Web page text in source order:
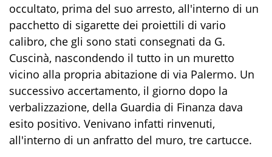
occultato, prima del suo arresto, all'interno di un
pacchetto di sigarette dei proiettili di vario
calibro, che gli sono stati consegnati da G.
Cuscinà, nascondendo il tutto in un muretto
vicino alla propria abitazione di via Palermo. Un
successivo accertamento, il giorno dopo la
verbalizzazione, della Guardia di Finanza dava
esito positivo. Venivano infatti rinvenuti,
all'interno di un anfratto del muro, tre cartucce.